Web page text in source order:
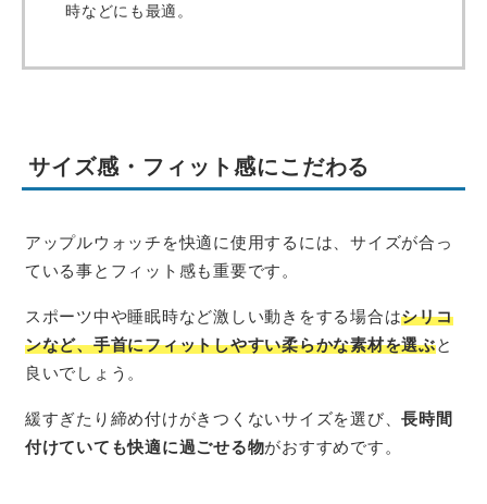
時などにも最適。
サイズ感・フィット感にこだわる
アップルウォッチを快適に使用するには、サイズが合っ
ている事とフィット感も重要です。
スポーツ中や睡眠時など激しい動きをする場合はシリコ
ンなど、手首にフィットしやすい柔らかな素材を選ぶと
良いでしょう。
緩すぎたり締め付けがきつくないサイズを選び、長時間
付けていても快適に過ごせる物がおすすめです。